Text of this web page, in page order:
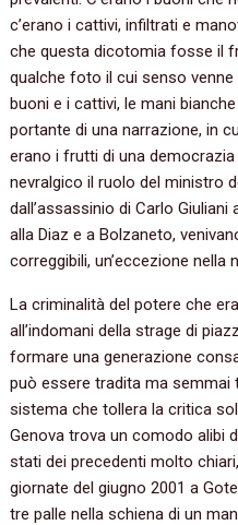
c’erano i cattivi, infiltrati e
che questa dicotomia fosse il
qualche foto il cui senso
buoni e i cattivi, le mani
portante di una narrazione, in
erano i frutti di una
nevralgico il ruolo del ministro
dall’assassinio di Carlo
alla Diaz e a Bolzaneto,
correggibili, un’eccezione
La criminalità del potere che
all’indomani della strage di
formare una generazione
può essere tradita ma semmai
sistema che tollera la critica
Genova trova un comodo alibi
stati dei precedenti molto
giornate del giugno 2001 a
tre palle nella schiena di un